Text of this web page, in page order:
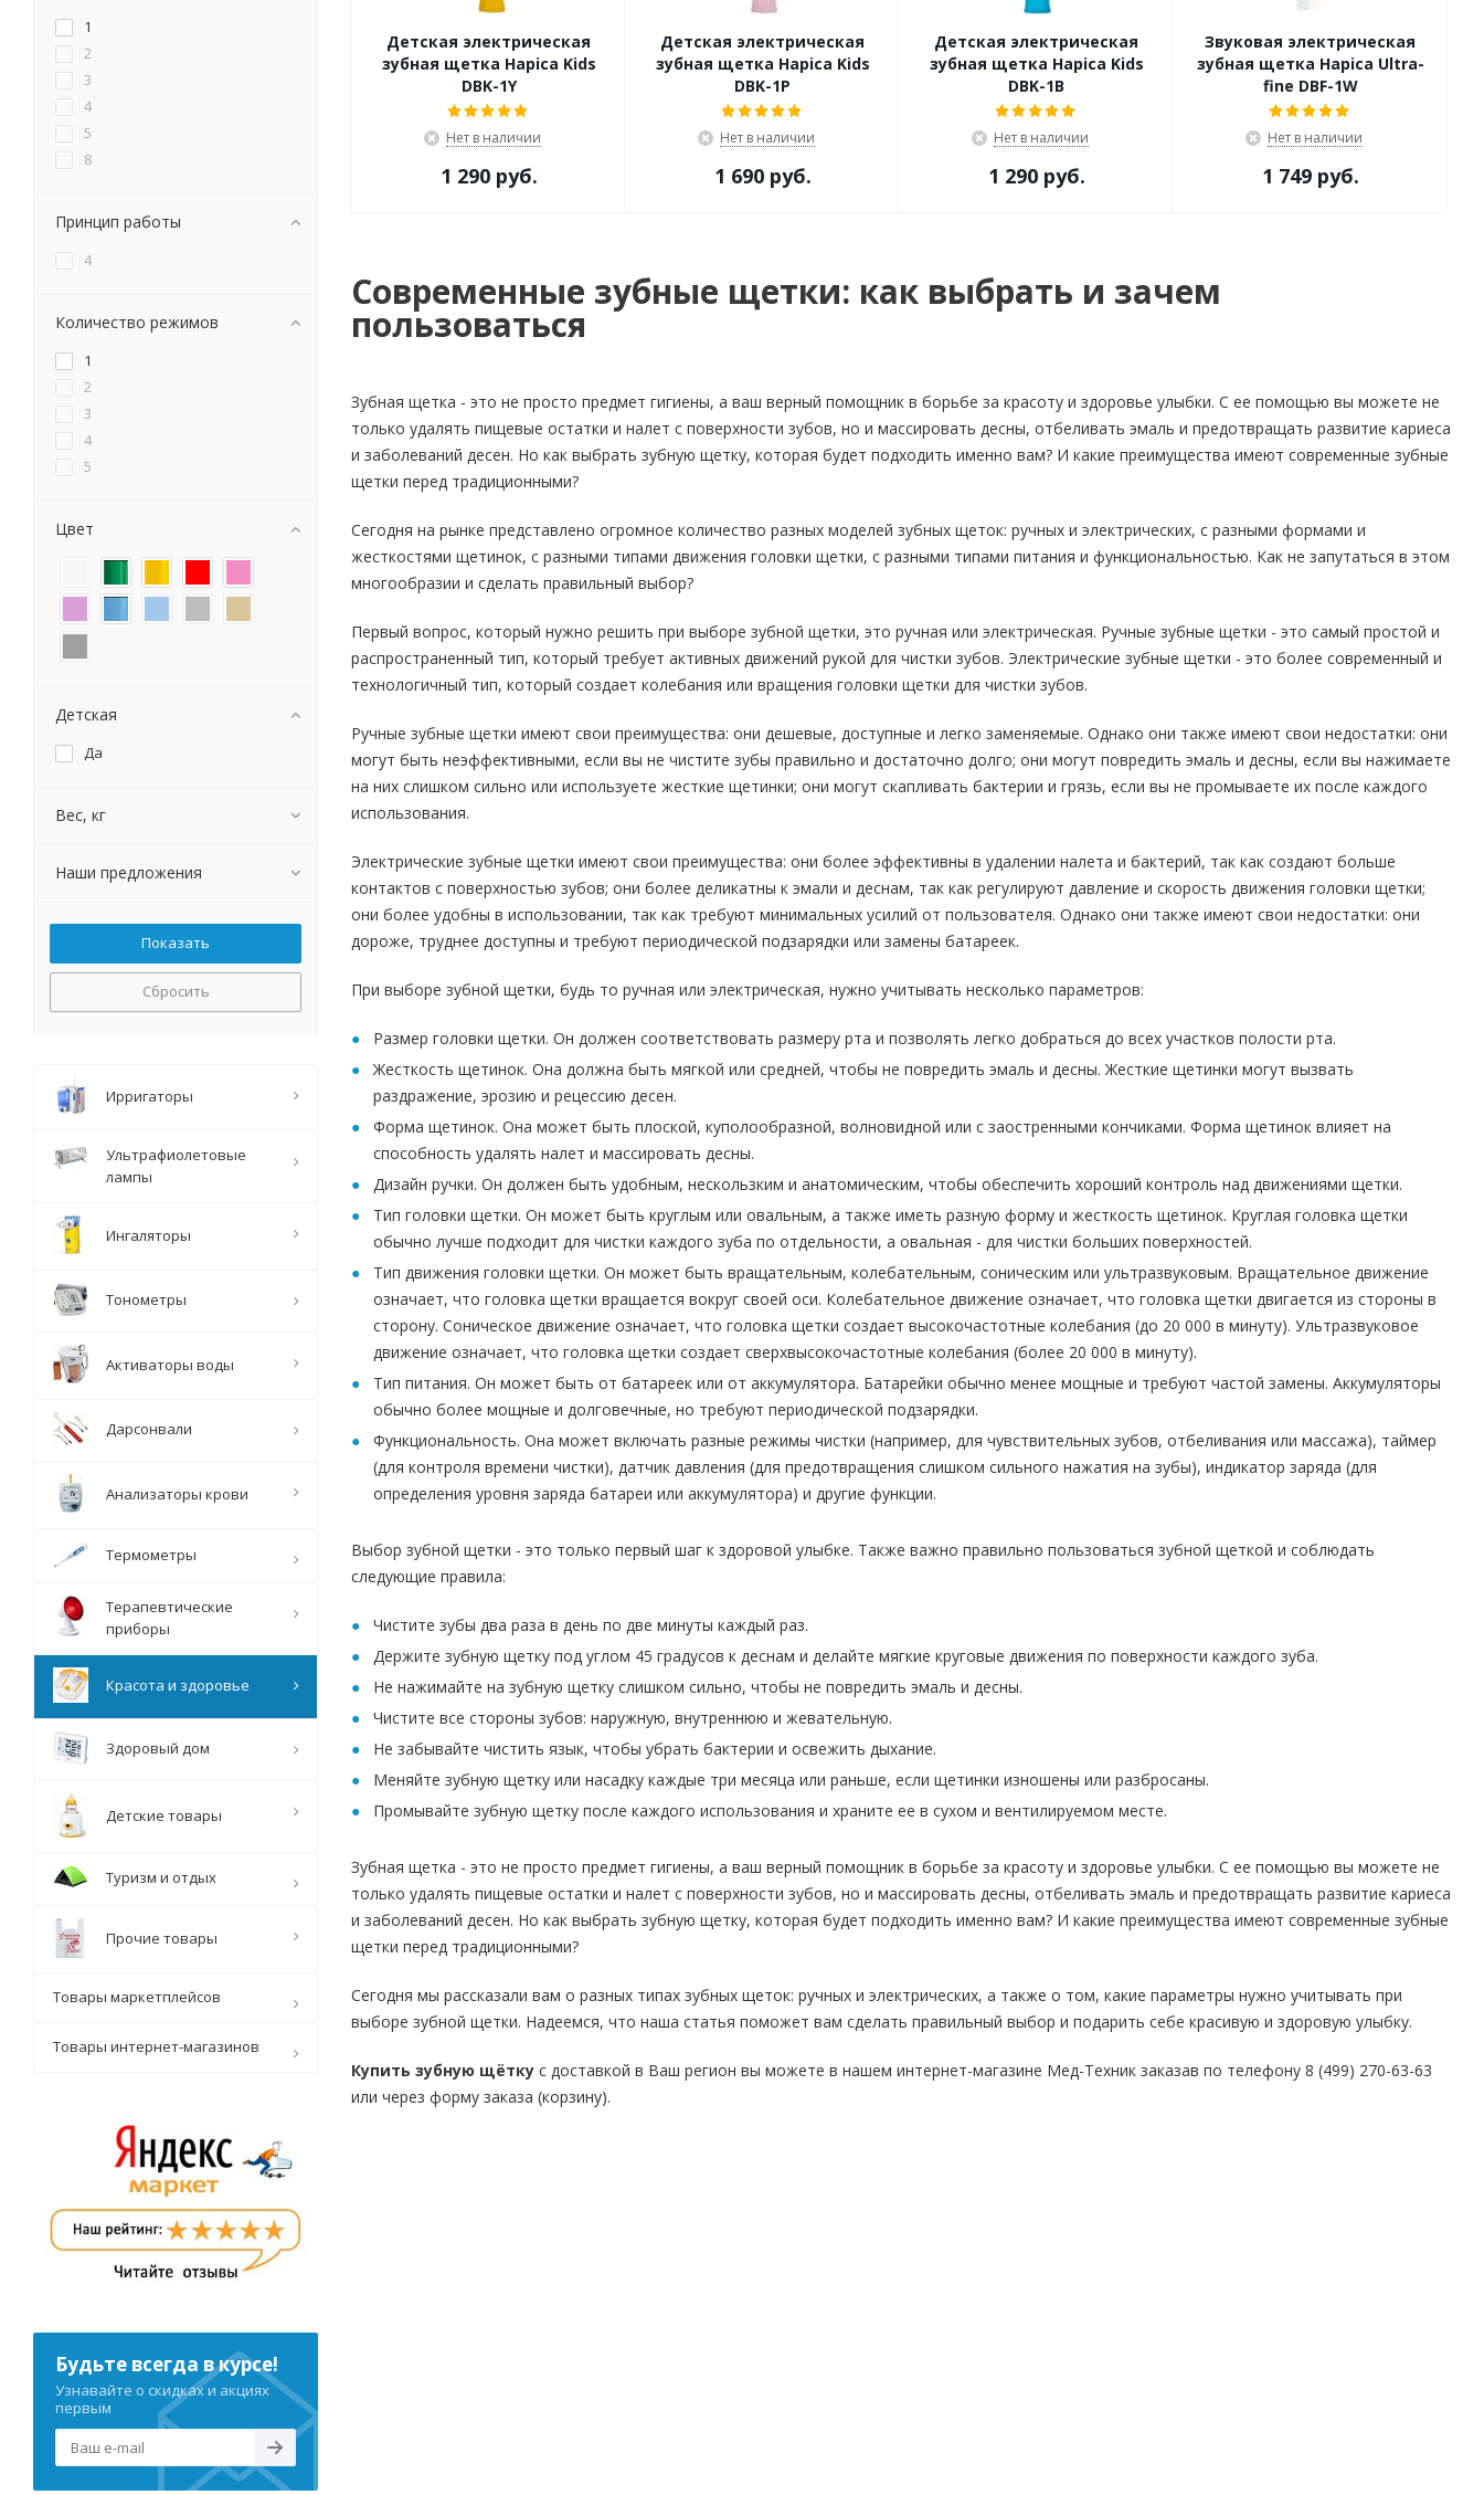
Детская электрическая
зубная щетка Hapica Kids
DBK-1Y
Нет в наличии
1 290 руб.
Детская электрическая
зубная щетка Hapica Kids
DBK-1P
Нет в наличии
1 690 руб.
Детская электрическая
зубная щетка Hapica Kids
DBK-1B
Нет в наличии
1 290 руб.
Звуковая электрическая
зубная щетка Hapica Ultra-
fine DBF-1W
Нет в наличии
1 749 руб.
Современные зубные щетки: как выбрать и зачем
пользоваться
Зубная щетка - это не просто предмет гигиены, а ваш верный помощник в борьбе за красоту и здоровье улыбки. С ее помощью вы можете не
только удалять пищевые остатки и налет с поверхности зубов, но и массировать десны, отбеливать эмаль и предотвращать развитие кариеса
и заболеваний десен. Но как выбрать зубную щетку, которая будет подходить именно вам? И какие преимущества имеют современные зубные
щетки перед традиционными?
Сегодня на рынке представлено огромное количество разных моделей зубных щеток: ручных и электрических, с разными формами и
жесткостями щетинок, с разными типами движения головки щетки, с разными типами питания и функциональностью. Как не запутаться в этом
многообразии и сделать правильный выбор?
Первый вопрос, который нужно решить при выборе зубной щетки, это ручная или электрическая. Ручные зубные щетки - это самый простой и
распространенный тип, который требует активных движений рукой для чистки зубов. Электрические зубные щетки - это более современный и
технологичный тип, который создает колебания или вращения головки щетки для чистки зубов.
Ручные зубные щетки имеют свои преимущества: они дешевые, доступные и легко заменяемые. Однако они также имеют свои недостатки: они
могут быть неэффективными, если вы не чистите зубы правильно и достаточно долго; они могут повредить эмаль и десны, если вы нажимаете
на них слишком сильно или используете жесткие щетинки; они могут скапливать бактерии и грязь, если вы не промываете их после каждого
использования.
Электрические зубные щетки имеют свои преимущества: они более эффективны в удалении налета и бактерий, так как создают больше
контактов с поверхностью зубов; они более деликатны к эмали и деснам, так как регулируют давление и скорость движения головки щетки;
они более удобны в использовании, так как требуют минимальных усилий от пользователя. Однако они также имеют свои недостатки: они
дороже, труднее доступны и требуют периодической подзарядки или замены батареек.
При выборе зубной щетки, будь то ручная или электрическая, нужно учитывать несколько параметров:
Размер головки щетки. Он должен соответствовать размеру рта и позволять легко добраться до всех участков полости рта.
Жесткость щетинок. Она должна быть мягкой или средней, чтобы не повредить эмаль и десны. Жесткие щетинки могут вызвать
раздражение, эрозию и рецессию десен.
Форма щетинок. Она может быть плоской, куполообразной, волновидной или с заостренными кончиками. Форма щетинок влияет на
способность удалять налет и массировать десны.
Дизайн ручки. Он должен быть удобным, нескользким и анатомическим, чтобы обеспечить хороший контроль над движениями щетки.
Тип головки щетки. Он может быть круглым или овальным, а также иметь разную форму и жесткость щетинок. Круглая головка щетки
обычно лучше подходит для чистки каждого зуба по отдельности, а овальная - для чистки больших поверхностей.
Тип движения головки щетки. Он может быть вращательным, колебательным, соническим или ультразвуковым. Вращательное движение
означает, что головка щетки вращается вокруг своей оси. Колебательное движение означает, что головка щетки двигается из стороны в
сторону. Соническое движение означает, что головка щетки создает высокочастотные колебания (до 20 000 в минуту). Ультразвуковое
движение означает, что головка щетки создает сверхвысокочастотные колебания (более 20 000 в минуту).
Тип питания. Он может быть от батареек или от аккумулятора. Батарейки обычно менее мощные и требуют частой замены. Аккумуляторы
обычно более мощные и долговечные, но требуют периодической подзарядки.
Функциональность. Она может включать разные режимы чистки (например, для чувствительных зубов, отбеливания или массажа), таймер
(для контроля времени чистки), датчик давления (для предотвращения слишком сильного нажатия на зубы), индикатор заряда (для
определения уровня заряда батареи или аккумулятора) и другие функции.
Выбор зубной щетки - это только первый шаг к здоровой улыбке. Также важно правильно пользоваться зубной щеткой и соблюдать
следующие правила:
Чистите зубы два раза в день по две минуты каждый раз.
Держите зубную щетку под углом 45 градусов к деснам и делайте мягкие круговые движения по поверхности каждого зуба.
Не нажимайте на зубную щетку слишком сильно, чтобы не повредить эмаль и десны.
Чистите все стороны зубов: наружную, внутреннюю и жевательную.
Не забывайте чистить язык, чтобы убрать бактерии и освежить дыхание.
Меняйте зубную щетку или насадку каждые три месяца или раньше, если щетинки изношены или разбросаны.
Промывайте зубную щетку после каждого использования и храните ее в сухом и вентилируемом месте.
Зубная щетка - это не просто предмет гигиены, а ваш верный помощник в борьбе за красоту и здоровье улыбки. С ее помощью вы можете не
только удалять пищевые остатки и налет с поверхности зубов, но и массировать десны, отбеливать эмаль и предотвращать развитие кариеса
и заболеваний десен. Но как выбрать зубную щетку, которая будет подходить именно вам? И какие преимущества имеют современные зубные
щетки перед традиционными?
Сегодня мы рассказали вам о разных типах зубных щеток: ручных и электрических, а также о том, какие параметры нужно учитывать при
выборе зубной щетки. Надеемся, что наша статья поможет вам сделать правильный выбор и подарить себе красивую и здоровую улыбку.
Купить зубную щётку с доставкой в Ваш регион вы можете в нашем интернет-магазине Мед-Техник заказав по телефону 8 (499) 270-63-63
или через форму заказа (корзину).
1
2
3
4
5
8
Принцип работы
4
Количество режимов
1
2
3
4
5
Цвет
Детская
Да
Вес, кг
Наши предложения
Сбросить
Ирригаторы
Ультрафиолетовые
лампы
Ингаляторы
Тонометры
Активаторы воды
Дарсонвали
Анализаторы крови
Термометры
Терапевтические
приборы
Красота и здоровье
Здоровый дом
Детские товары
Туризм и отдых
Прочие товары
Товары маркетплейсов
Товары интернет-магазинов
Будьте всегда в курсе!
Узнавайте о скидках и акциях
первым